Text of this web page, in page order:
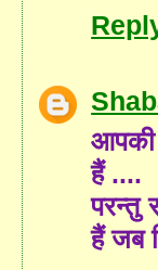
आपकी
हैं ....
परन्तु
हैं जब